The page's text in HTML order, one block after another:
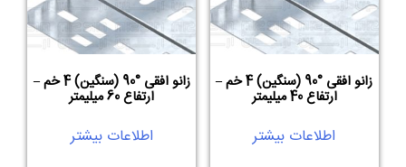
زانو افقی °90 (سنگین) 4 خم –
ارتفاع 40 میلیمتر
اطلاعات بیشتر
زانو افقی °90 (سنگین) 4 خم –
ارتفاع 60 میلیمتر
اطلاعات بیشتر